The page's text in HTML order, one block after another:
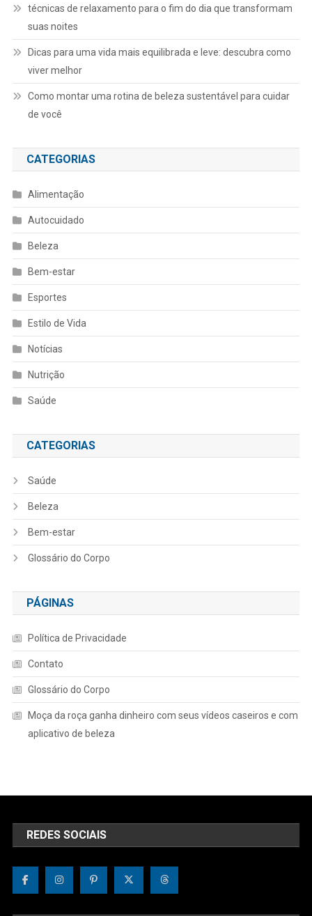
técnicas de relaxamento para o fim do dia que transformam
suas noites
Dicas para uma vida mais equilibrada e leve: descubra como
viver melhor
Como montar uma rotina de beleza sustentável para cuidar
de você
CATEGORIAS
Alimentação
Autocuidado
Beleza
Bem-estar
Esportes
Estilo de Vida
Notícias
Nutrição
Saúde
CATEGORIAS
Saúde
Beleza
Bem-estar
Glossário do Corpo
PÁGINAS
Política de Privacidade
Contato
Glossário do Corpo
Moça da roça ganha dinheiro com seus vídeos caseiros e com
aplicativo de beleza
REDES SOCIAIS